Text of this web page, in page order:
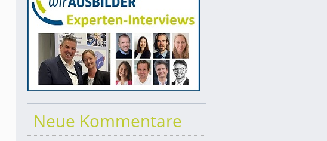
Neue Kommentare